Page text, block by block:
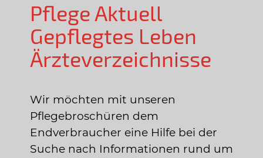
Pflege Aktuell
Gepflegtes Leben
Ärzteverzeichnisse
Wir möchten mit unseren
Pflegebroschüren dem
Endverbraucher eine Hilfe bei der
Suche nach Informationen rund um